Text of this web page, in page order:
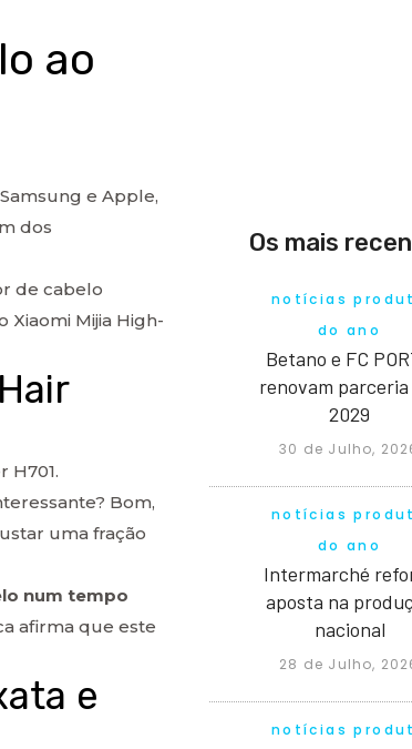
ao
e Apple,
dos
de cabelo
Mijia High-
H701.
Bom,
uma fração
num tempo
afirma que este
e
Os mais
notícias
do ano
Betano e FC
renovam
2029
30 de Julho,
notícias
do ano
Intermarché
aposta na
nacional
28 de Julho,
notícias